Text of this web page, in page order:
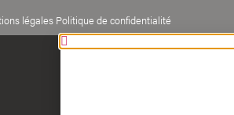
légales Politique de confidentialité